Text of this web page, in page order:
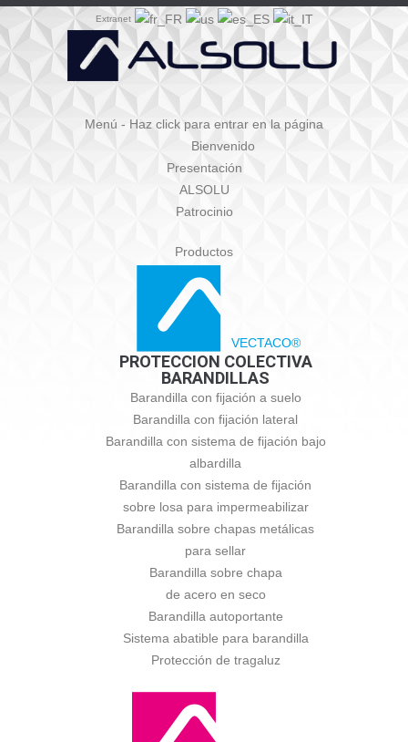
Extranet
Menú - Haz click para entrar en la página
Bienvenido
Presentación
ALSOLU
Patrocinio
Productos
VECTACO®
PROTECCION COLECTIVA
BARANDILLAS
Barandilla con fijación a suelo
Barandilla con fijación lateral
Barandilla con sistema de fijación bajo
albardilla
Barandilla con sistema de fijación
sobre losa para impermeabilizar
Barandilla sobre chapas metálicas
para sellar
Barandilla sobre chapa
de acero en seco
Barandilla autoportante
Sistema abatible para barandilla
Protección de tragaluz